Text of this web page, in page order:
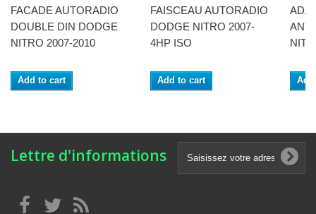
FACADE AUTORADIO
DOUBLE DIN DODGE
NITRO 2007-2010
Add to cart
FAISCEAU AUTORADIO
DODGE NITRO 2007-
4HP ISO
Add to cart
Lettre d'informations